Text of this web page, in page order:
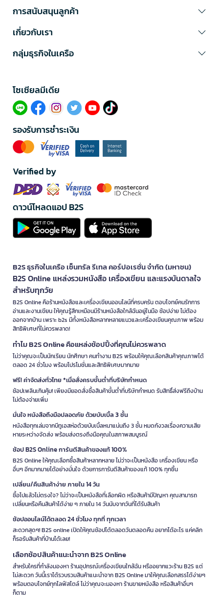
การสนับสนุนลูกค้า
เกี่ยวกับเรา
กลุ่มธุรกิจในเครือ
โซเซียลมีเดีย​
รองรับการชำระเงิน
Verified by
ดาวน์โหลดแอป B2S
B2S ธุรกิจในเครือ เซ็นทรัล รีเทล คอร์ปอเรชั่น จำกัด (มหาชน)
B2S Online แหล่งรวมหนังสือ เครื่องเขียน และแรงบันดาลใจ
สำหรับทุกวัย
B2S Online คือร้านหนังสือและเครื่องเขียนออนไลน์ที่ครบครัน ตอบโจทย์คนรักการ
อ่านและงานเขียน ให้คุณรู้สึกเหมือนมีร้านหนังสือใกล้ฉันอยู่ในมือ ช้อปง่าย ไม่ต้อง
ออกจากบ้าน เพราะ b2s มีทั้งหนังสือหลากหลายแนวและเครื่องเขียนคุณภาพ พร้อม
สิทธิพิเศษที่ไม่ควรพลาด!
ทำไม B2S Online คือแหล่งช้อปปิ้งที่คุณไม่ควรพลาด
ไม่ว่าคุณจะเป็นนักเรียน นักศึกษา คนทำงาน B2S พร้อมให้คุณเลือกสินค้าคุณภาพได้
ตลอด 24 ชั่วโมง พร้อมโปรโมชั่นและสิทธิพิเศษมากมาย
ฟรี! ค่าจัดส่งทั่วไทย *เมื่อสั่งครบขั้นต่ำที่บริษัทกำหนด
ช้อปเพลินเกินคุ้ม! เพียงมียอดสั่งซื้อสินค้าขั้นต่ำที่บริษัทกำหนด รับสิทธิ์ส่งฟรีถึงบ้าน
ไม่ต้องจ่ายเพิ่ม
มั่นใจ หนังสือถึงมือปลอดภัย ด้วยบับเบิ้ล 3 ชั้น
หนังสือทุกเล่มจากบีทูเอสห่อด้วยบับเบิ้ลหนาแน่นถึง 3 ชั้น หมดกังวลเรื่องความเสีย
หายระหว่างจัดส่ง พร้อมส่งตรงถึงมือคุณในสภาพสมบูรณ์
ช้อป B2S Online การันตีสินค้าของแท้ 100%
B2S Online ให้คุณเลือกซื้อสินค้าหลากหลาย ไม่ว่าจะเป็นหนังสือ เครื่องเขียน หรือ
อื่นๆ อีกมากมายได้อย่างมั่นใจ ด้วยการการันตีสินค้าของแท้ 100% ทุกชิ้น
เปลี่ยน/คืนสินค้าง่าย ภายใน 14 วัน
ซื้อไปแล้วไม่ตรงใจ? ไม่ว่าจะเป็นหนังสือที่เลือกผิด หรือสินค้ามีปัญหา คุณสามารถ
เปลี่ยนหรือคืนสินค้าได้ง่าย ๆ ภายใน 14 วันนับจากวันที่ได้รับสินค้า
ช้อปออนไลน์ได้ตลอด 24 ชั่วโมง ทุกที่ ทุกเวลา
สะดวกสุดๆ! B2S online เปิดให้คุณช้อปได้ตลอดวันตลอดคืน อยากได้อะไร แค่คลิก
ก็รอรับสินค้าที่บ้านได้เลย!
เลือกช้อปสินค้าแนะนำจาก B2S Online
สำหรับใครที่กำลังมองหา ร้านอุปกรณ์เครื่องเขียนใกล้ฉัน หรืออยากแวะร้าน B2S แต่
ไม่สะดวก วันนี้เราได้รวบรวมสินค้าแนะนำจาก B2S Online มาให้คุณเลือกสรรได้ง่ายๆ
พร้อมตอบโจทย์ทุกไลฟ์สไตล์ ไม่ว่าคุณจะมองหา ร้านขายหนังสือ หรือสินค้าอื่นๆ
ก็ตาม